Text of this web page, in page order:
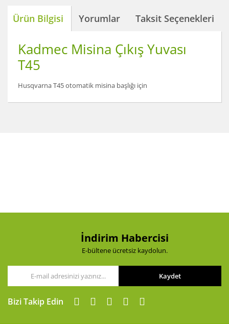
Ürün Bilgisi Yorumlar Taksit Seçenekleri
Kadmec Misina Çıkış Yuvası
T45
Husqvarna T45 otomatik misina başlığı için
Ürün fiyatı diğer sitelerden daha pahalı.
Gönder
İndirim Habercisi
E-bültene ücretsiz kaydolun.
Kaydet
Bizi Takip Edin